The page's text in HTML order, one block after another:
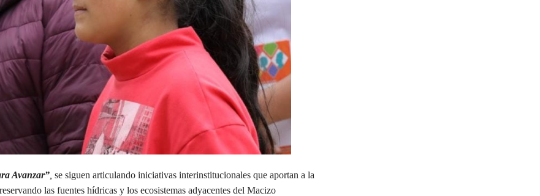
Avanzar” se siguen articulando iniciativas interinstitucionales que aportan a la
las fuentes hídricas y los ecosistemas adyacentes del Macizo